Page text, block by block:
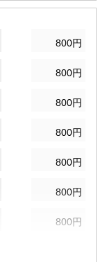
800円
800円
800円
800円
800円
800円
800円